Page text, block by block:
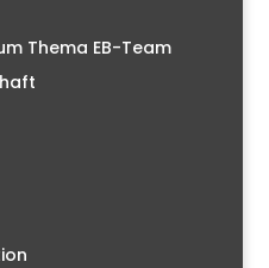
Thema EB-Team